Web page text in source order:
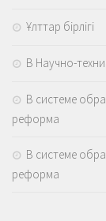
Ұлттар бірлігі
В Научно-
В системе
реформа
В системе
реформа